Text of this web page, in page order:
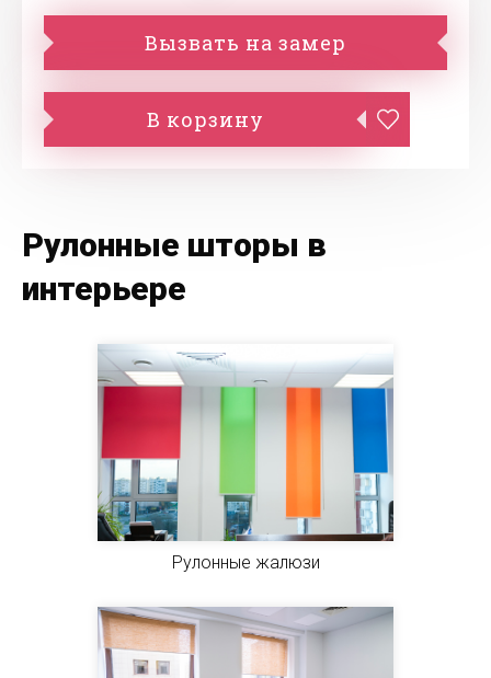
Вызвать на замер
В корзину
Рулонные шторы в
интерьере
Рулонные жалюзи